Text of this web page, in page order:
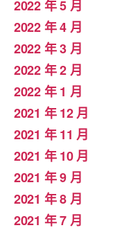
2022 年 5 月
2022 年 4 月
2022 年 3 月
2022 年 2 月
2022 年 1 月
2021 年 12 月
2021 年 11 月
2021 年 10 月
2021 年 9 月
2021 年 8 月
2021 年 7 月